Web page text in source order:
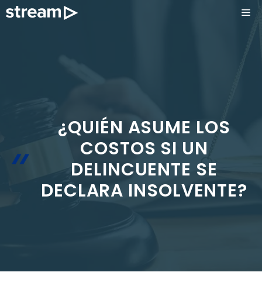
Saltar
¿QUIÉN ASUME LOS
COSTOS SI UN
DELINCUENTE SE
DECLARA INSOLVENTE?